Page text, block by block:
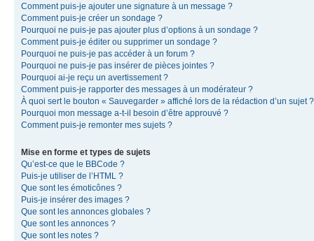
Comment puis-je ajouter une signature à un message ?
Comment puis-je créer un sondage ?
Pourquoi ne puis-je pas ajouter plus d’options à un sondage ?
Comment puis-je éditer ou supprimer un sondage ?
Pourquoi ne puis-je pas accéder à un forum ?
Pourquoi ne puis-je pas insérer de pièces jointes ?
Pourquoi ai-je reçu un avertissement ?
Comment puis-je rapporter des messages à un modérateur ?
À quoi sert le bouton « Sauvegarder » affiché lors de la rédaction d’un sujet ?
Pourquoi mon message a-t-il besoin d’être approuvé ?
Comment puis-je remonter mes sujets ?
Mise en forme et types de sujets
Qu’est-ce que le BBCode ?
Puis-je utiliser de l’HTML ?
Que sont les émoticônes ?
Puis-je insérer des images ?
Que sont les annonces globales ?
Que sont les annonces ?
Que sont les notes ?